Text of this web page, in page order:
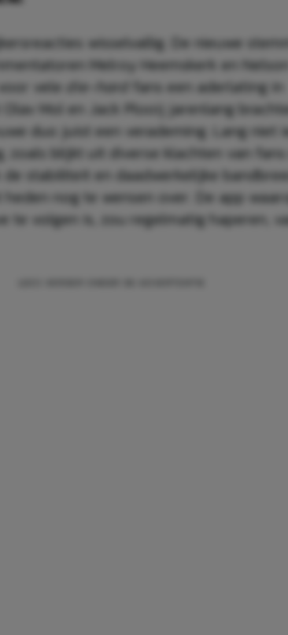
wisselvallig. De nieuwe
Melroy Heemskerk en Nelson
vele die-hard fans een aderlating in
Mol en Jack Plooij jarenlang
duo juist een verademing. Lang niet
zoals blijkt uit diverse klachten van
stabiliteit en daadwerkelijke
nog te wensen over. De app
te volgen is, zou regelmatig haperen,